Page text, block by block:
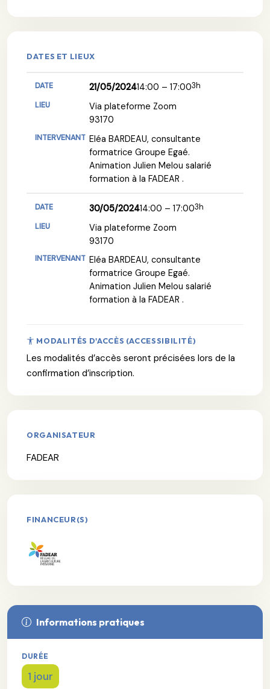
DATES ET LIEUX
21/05/202414:00 – 17:003h
Via plateforme Zoom
93170
Eléa BARDEAU, consultante
formatrice Groupe Egaé.
Animation Julien Melou salarié
formation à la FADEAR .
30/05/202414:00 – 17:003h
Via plateforme Zoom
93170
Eléa BARDEAU, consultante
formatrice Groupe Egaé.
Animation Julien Melou salarié
formation à la FADEAR .
MODALITÉS D'ACCÈS (ACCESSIBILITÉ)
Les modalités d’accès seront précisées lors de la
confirmation d’inscription.
ORGANISATEUR
FADEAR
FINANCEUR(S)
Informations pratiques
DURÉE
1 jour